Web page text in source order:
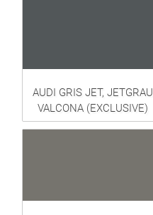
AUDI GRIS JET, JETGRAU
VALCONA (EXCLUSIVE)